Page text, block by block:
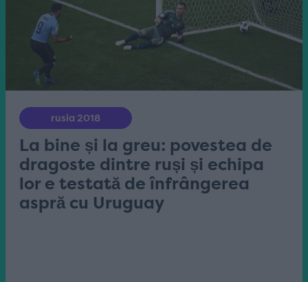
rusia 2018
La bine și la greu: povestea de
dragoste dintre ruși și echipa
lor e testată de înfrângerea
aspră cu Uruguay